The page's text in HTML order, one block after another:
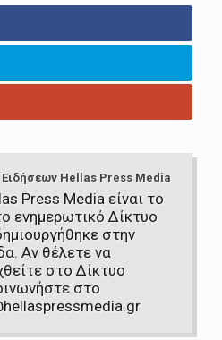
Hellas Press Media
Press Media είναι το
ενημερωτικό Δίκτυο
στην
Αν θέλετε να
στο Δίκτυο
στο